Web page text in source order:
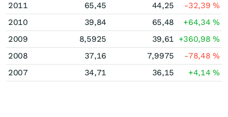
2011
65,45 44,25 -32,39%
2010
39,84 65,48 +64,34%
2009
8,5925 39,61 +360,98%
2008
37,16 7,9975 -78,48%
2007
34,71 36,15 +4,14%